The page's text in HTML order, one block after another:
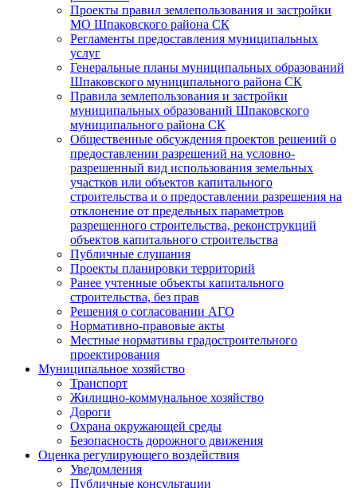
Проекты правил землепользования и застройки
МО Шпаковского района СК
Регламенты предоставления муниципальных
услуг
Генеральные планы муниципальных образований
Шпаковского муниципального района СК
Правила землепользования и застройки
муниципальных образований Шпаковского
муниципального района СК
Общественные обсуждения проектов решений о
предоставлении разрешений на условно-
разрешенный вид использования земельных
участков или объектов капитального
строительства и о предоставлении разрешения на
отклонение от предельных параметров
разрешенного строительства, реконструкций
объектов капитального строительства
Публичные слушания
Проекты планировки территорий
Ранее учтенные объекты капитального
строительства, без прав
Решения о согласовании АГО
Нормативно-правовые акты
Местные нормативы градостроительного
проектирования
Муниципальное хозяйство
Транспорт
Жилищно-коммунальное хозяйство
Дороги
Охрана окружающей среды
Безопасность дорожного движения
Оценка регулирующего воздействия
Уведомления
Публичные консультации